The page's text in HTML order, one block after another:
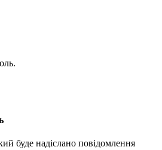
буде надіслано повідомлення